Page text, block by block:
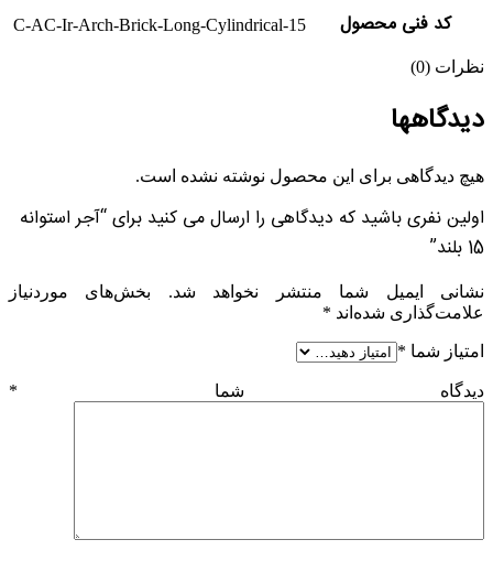
کد فنی محصول C-AC-Ir-Arch-Brick-Long-Cylindrical-15
نظرات (0)
دیدگاهها
هیچ دیدگاهی برای این محصول نوشته نشده است.
اولین نفری باشید که دیدگاهی را ارسال می کنید برای “آجر استوانه
15 بلند”
نشانی ایمیل شما منتشر نخواهد شد.
بخش‌های موردنیاز
علامت‌گذاری شده‌اند *
امتیاز شما *
دیدگاه شما *